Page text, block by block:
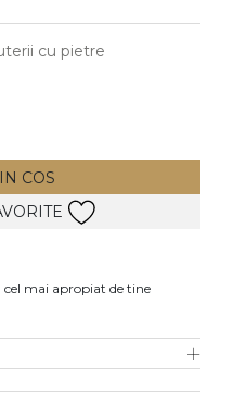
Vezi toate
cu pietre
COS
cel mai apropiat de tine